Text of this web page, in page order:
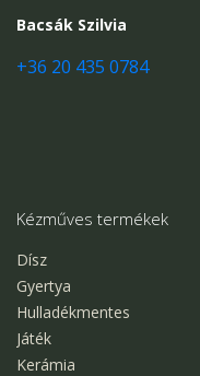
Bacsák Szilvia
+36 20 435 0784
Kézműves termékek
Dísz
Gyertya
Hulladékmentes
Játék
Kerámia